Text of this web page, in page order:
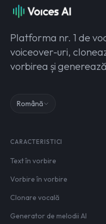
Platforma nr. 1 de
voiceover-uri,
vorbirea și
Română
CARACTERISTICI
Text în vorbire
Vorbire în vorbire
Clonare vocală
Generator de melodii AI